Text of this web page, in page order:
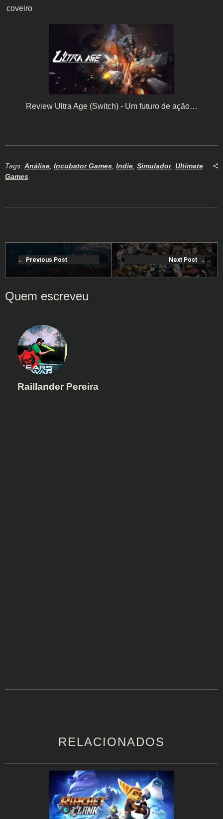
coveiro
Review Ultra Age (Switch) - Um futuro de ação…
Tags: Análise Incubator Games Indie Simulador Ultimate
Games
Previous Post Next Post
Raillander Pereira
RELACIONADOS